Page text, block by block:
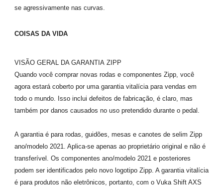
se agressivamente nas curvas.
COISAS DA VIDA
VISÃO GERAL DA GARANTIA ZIPP
Quando você comprar novas rodas e componentes Zipp, você
agora estará coberto por uma garantia vitalícia para vendas em
todo o mundo. Isso inclui defeitos de fabricação, é claro, mas
também por danos causados no uso pretendido durante o pedal.
A garantia é para rodas, guidões, mesas e canotes de selim Zipp
ano/modelo 2021. Aplica-se apenas ao proprietário original e não é
transferível. Os componentes ano/modelo 2021 e posteriores
podem ser identificados pelo novo logotipo Zipp. A garantia vitalícia
é para produtos não eletrônicos, portanto, com o Vuka Shift AXS